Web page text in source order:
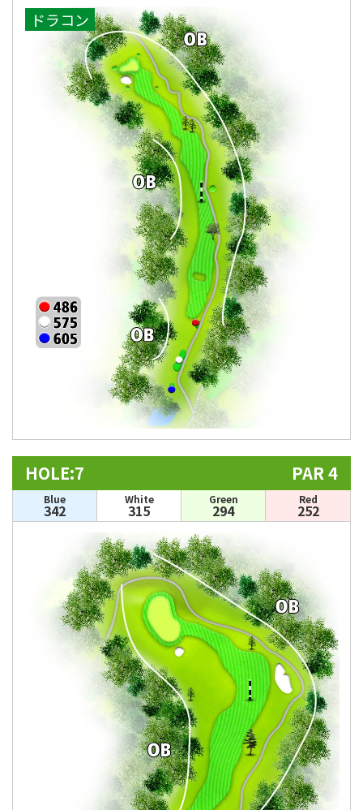
ドラコン
HOLE:7 PAR 4
Blue
342
White
315
Green
294
Red
252